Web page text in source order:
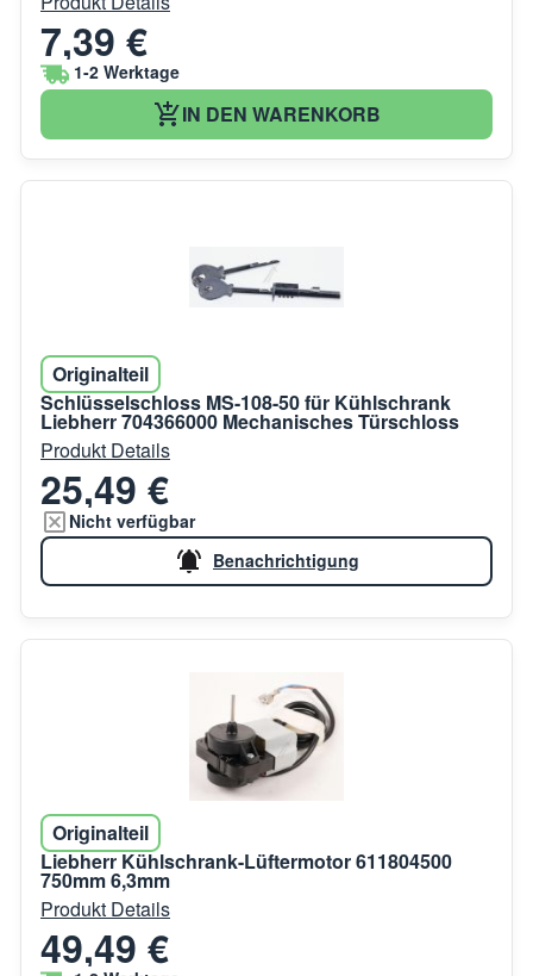
7,39 €
1-2 Werktage
IN DEN WARENKORB
Originalteil
Schlüsselschloss MS-108-50 für Kühlschrank
Liebherr 704366000 Mechanisches Türschloss
Produkt Details
25,49 €
Nicht verfügbar
Benachrichtigung
Originalteil
Liebherr Kühlschrank-Lüftermotor 611804500
750mm 6,3mm
Produkt Details
49,49 €